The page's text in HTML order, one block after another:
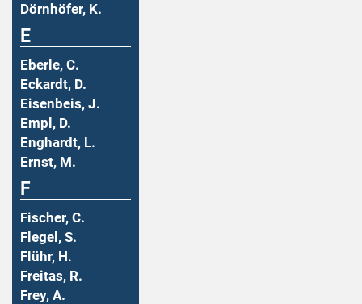
Dörnhöfer, K.
E
Eberle, C.
Eckardt, D.
Eisenbeis, J.
Empl, D.
Enghardt, L.
Ernst, M.
F
Fischer, C.
Flegel, S.
Flühr, H.
Freitas, R.
Frey, A.